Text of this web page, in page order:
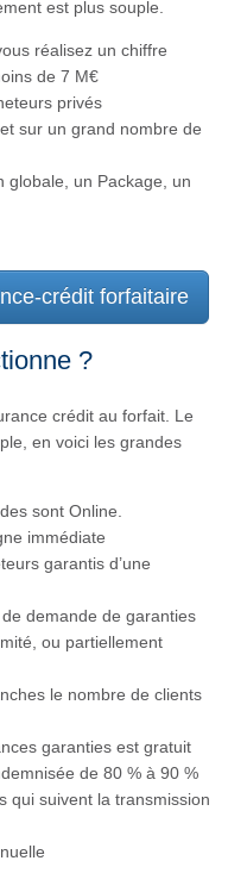
est plus souple.
réalisez un chiffre
de 7 M€
privés
sur un grand nombre de
globale, un Package, un
crédit forfaitaire
?
crédit au forfait. Le
en voici les grandes
sont Online.
immédiate
garantis d’une
demande de garanties
ou partiellement
le nombre de clients
garanties est gratuit
de 80 % à 90 %
qui suivent la transmission